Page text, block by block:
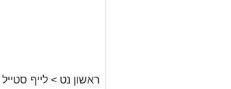
ראשון נט > לייף סטייל